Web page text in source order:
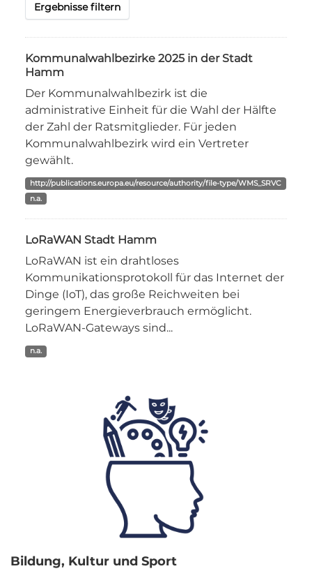
Bildung, Kultur und Sport
Ergebnisse filtern
Kommunalwahlbezirke 2025 in der Stadt
Hamm
Der Kommunalwahlbezirk ist die
administrative Einheit für die Wahl der Hälfte
der Zahl der Ratsmitglieder. Für jeden
Kommunalwahlbezirk wird ein Vertreter
gewählt.
http://publications.europa.eu/resource/authority/file-type/WMS_SRVC
n.a.
LoRaWAN Stadt Hamm
LoRaWAN ist ein drahtloses
Kommunikationsprotokoll für das Internet der
Dinge (IoT), das große Reichweiten bei
geringem Energieverbrauch ermöglicht.
LoRaWAN-Gateways sind...
n.a.